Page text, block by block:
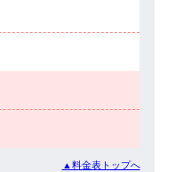
▲料金表トップへ